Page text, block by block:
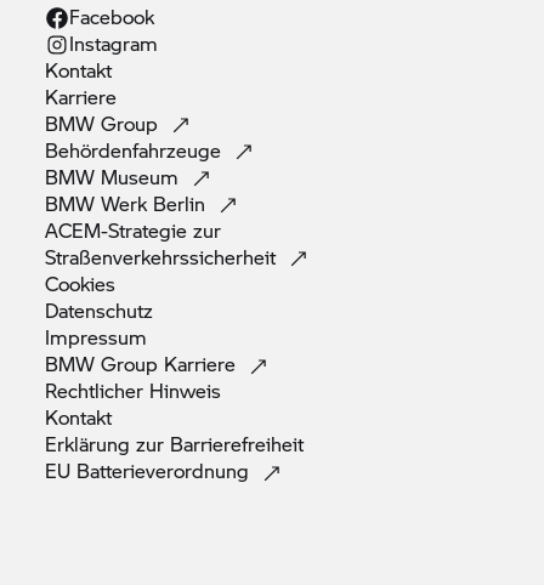
Facebook
Instagram
Kontakt
Karriere
BMWGroup
Behördenfahrzeuge
BMW Museum
BMW Werk Berlin
ACEM-Strategie zur
Straßenverkehrssicherheit
Cookies
Datenschutz
Impressum
BMW Group Karriere
Rechtlicher Hinweis
Kontakt
Erklärung zur Barrierefreiheit
EU Batterieverordnung